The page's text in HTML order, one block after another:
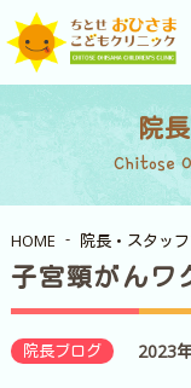
院
Chitose
HOME 院長・スタッ
子宮頸がんワ
院長ブログ 2023